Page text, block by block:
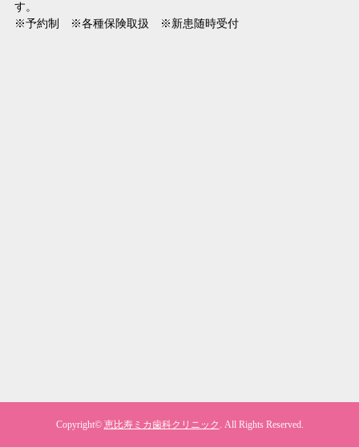
す。
※予約制 ※各種保険取扱 ※新患随時受付
Copyright© 恵比寿ミカ歯科クリニック . All Rights Reserved.